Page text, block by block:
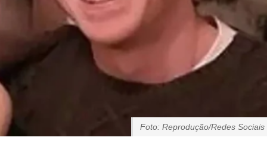
Foto: Reprodução/Redes Sociais